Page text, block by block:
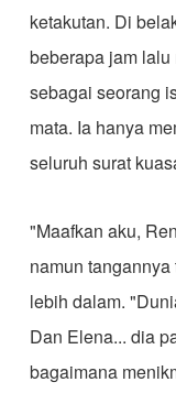
ketakutan. Di
beberapa jam
sebagai seorang
mata. Ia hanya
seluruh surat
​"Maafkan aku,
namun
lebih dalam.
Dan Elena... dia
bagaimana